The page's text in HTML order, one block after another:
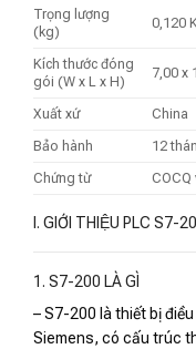
Trọng lượng
(kg)
0,120
Kích thước đóng
gói (W x L x H)
7,00 x
Xuất xứ
China
Bảo hành
12
Chứng từ
COCQ
I. GIỚI THIỆU PLC S7-
1. S7-200 LÀ GÌ
– S7-200 là thiết bị
Siemens, có cấu trúc